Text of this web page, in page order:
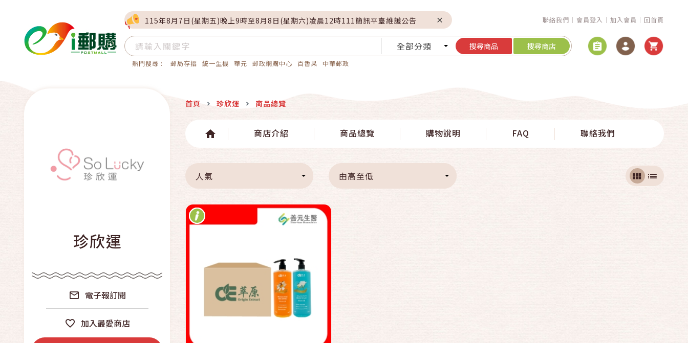
115年8月7日(星期五)晚上9時至8月8日(星期六)凌晨12時111簡訊平臺維護公告 聯絡我們 會員登入 加入會員 回首頁
全部分類 搜尋商品 搜尋商店
熱門搜尋 : 郵局存摺 統一生機 華元 郵政網購中心 百香果 中華郵政
珍欣運
電子報訂閱
加入最愛商店
首頁 珍欣運 商品總覽
商店介紹 商品總覽 購物說明 FAQ 聯絡我們
人氣 由高至低